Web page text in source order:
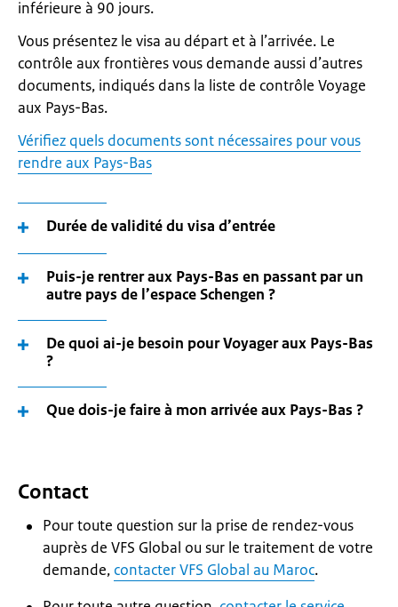
inférieure à 90 jours.
Vous présentez le visa au départ et à l’arrivée. Le
contrôle aux frontières vous demande aussi d’autres
documents, indiqués dans la liste de contrôle Voyage
aux Pays-Bas.
Vérifiez quels documents sont nécessaires pour vous
rendre aux Pays-Bas
Durée de validité du visa d’entrée
Puis-je rentrer aux Pays-Bas en passant par un
autre pays de l’espace Schengen ?
De quoi ai-je besoin pour Voyager aux Pays-Bas
?
Que dois-je faire à mon arrivée aux Pays-Bas ?
Contact
Pour toute question sur la prise de rendez-vous
auprès de VFS Global ou sur le traitement de votre
demande, contacter VFS Global au Maroc.